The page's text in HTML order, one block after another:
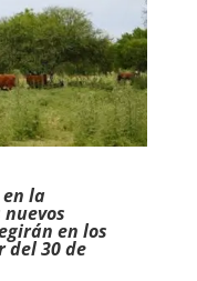
la
en los
del 30 de